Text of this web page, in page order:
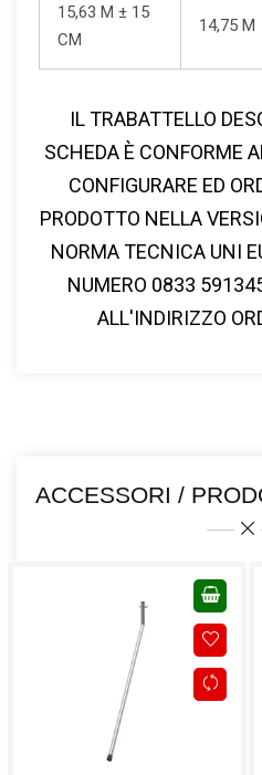
15,63 M ± 15
CM
14,75 M
IL TRABATTELLO
SCHEDA È CONFORME
CONFIGURARE ED
PRODOTTO NELLA
NORMA TECNICA UNI
NUMERO 0833
ALL'INDIRIZZO
ACCESSORI /